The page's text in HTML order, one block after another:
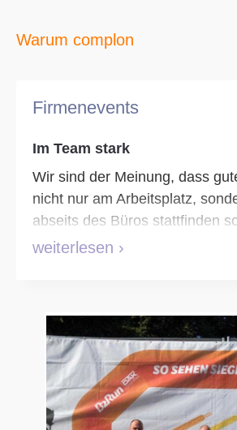
Warum complon
Firmenevents
Im Team stark
Wir sind der Meinung, dass
nicht nur am Arbeitsplatz,
abseits des Büros stattfinden
veranstaltet complon über das
Team am B2Run, dem
München mit Zieleinlauf ins
teilnehmen.
sommerlichen Team Event zu,
Vergangenheit unter anderem
weiterlesen ›